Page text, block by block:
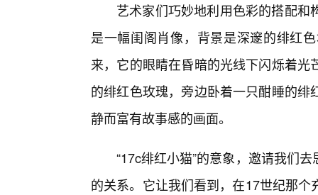
艺术家们巧妙地利用色彩的搭配
是一幅闺阁肖像，背景是深邃的绯红
来，它的眼睛在昏暗的光线下闪烁着
的绯红色玫瑰，旁边卧着一只酣睡的
静而富有故事感的画面。
“17c绯红小猫”的意象，邀请我们
的关系。它让我们看到，在17世纪那